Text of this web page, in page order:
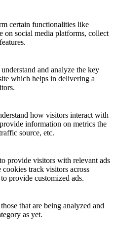
certain functionalities like
on social media platforms, collect
and analyze the key
which helps in delivering a
how visitors interact with
information on metrics the
source, etc.
provide visitors with relevant ads
track visitors across
provide customized ads.
that are being analyzed and
as yet.